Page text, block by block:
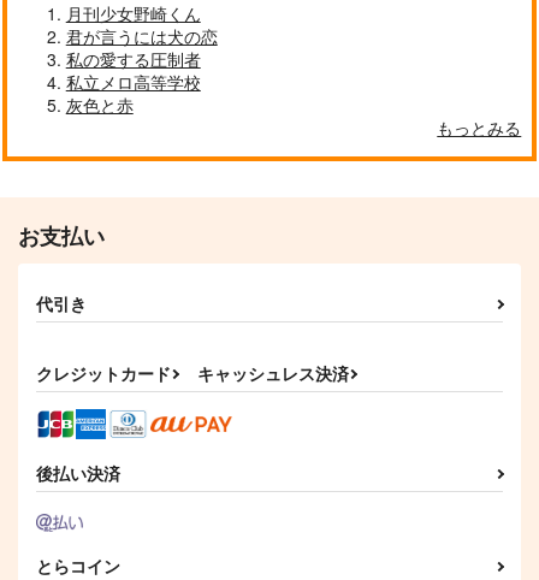
月刊少女野崎くん
君が言うには犬の恋
私の愛する圧制者
私立メロ高等学校
灰色と赤
もっとみる
お支払い
代引き
クレジットカード キャッシュレス決済
後払い決済
とらコイン